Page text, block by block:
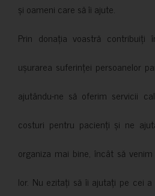
și oameni care să îi ajute.
Prin donația voastră
ușurarea suferinței persoanelor
ajutându-ne să oferim servicii
costuri pentru pacienți și ne
organiza mai bine, încât să
lor. Nu ezitați să îi ajutați pe cei